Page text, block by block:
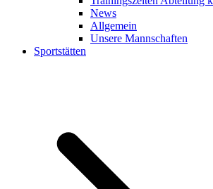
News
Allgemein
Unsere Mannschaften
Sportstätten